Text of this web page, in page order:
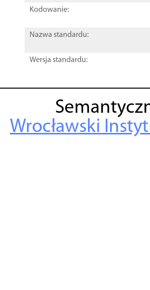
Kodowanie:
Nazwa standardu:
Wersja standardu:
Wrocławski